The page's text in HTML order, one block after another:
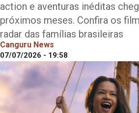
action e aventuras inéditas
próximos meses. Confira os
radar das famílias brasileiras
Canguru News
07/07/2026 - 19:58